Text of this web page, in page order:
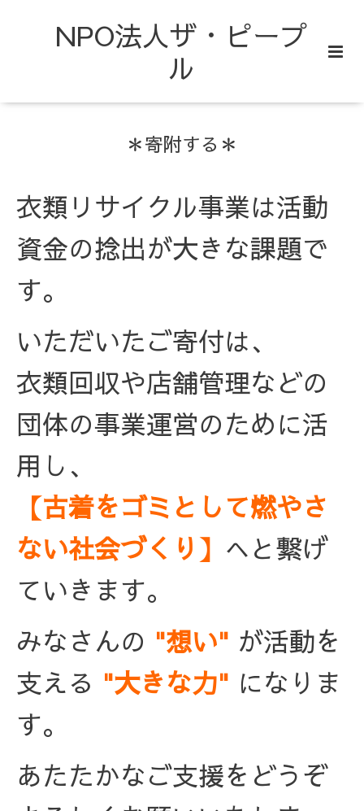
NPO法人ザ・ピープ
ル
＊寄附する＊
衣類リサイクル事業は活動
資金の捻出が大きな課題で
す。
いただいたご寄付は、
衣類回収や店舗管理などの
団体の事業運営のために活
用し、
【古着をゴミとして燃やさ
ない社会づくり】 へと繋げ
ていきます。
みなさんの "想い" が活動を
支える "大きな力" になりま
す。
あたたかなご支援をどうぞ